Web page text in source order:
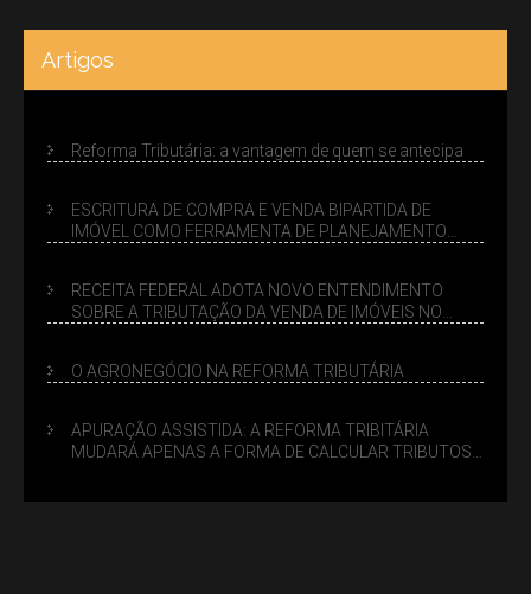
Artigos
Reforma Tributária: a vantagem de quem se antecipa
ESCRITURA DE COMPRA E VENDA BIPARTIDA DE
IMÓVEL COMO FERRAMENTA DE PLANEJAMENTO
RECEITA FEDERAL ADOTA NOVO ENTENDIMENTO
SOBRE A TRIBUTAÇÃO DA VENDA DE IMÓVEIS NO
O AGRONEGÓCIO NA REFORMA TRIBUTÁRIA
APURAÇÃO ASSISTIDA: A REFORMA TRIBITÁRIA
MUDARÁ APENAS A FORMA DE CALCULAR TRIBUTOS